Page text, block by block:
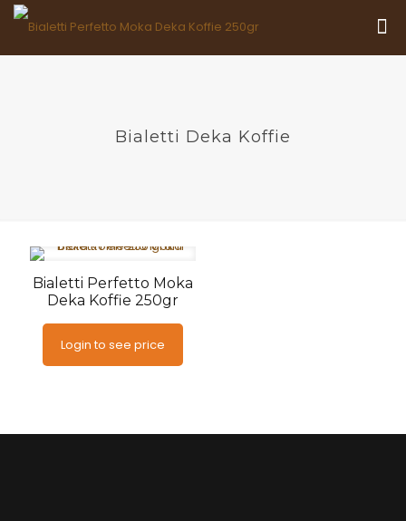
Bialetti Deka Koffie
Bialetti Perfetto Moka
Deka Koffie 250gr
Login to see price